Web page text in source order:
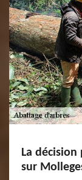
La décision
sur